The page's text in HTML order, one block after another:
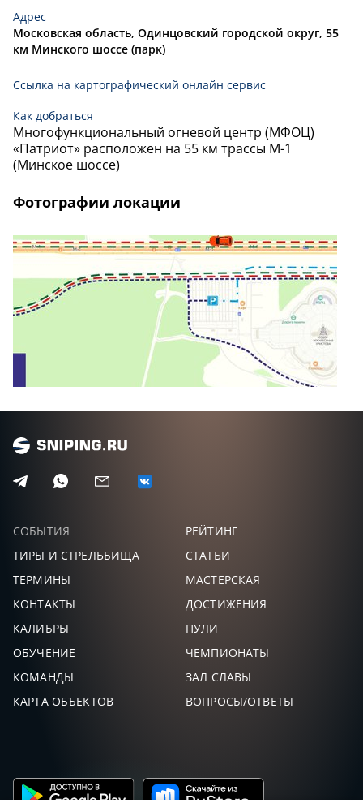
Адрес
Московская область, Одинцовский городской округ, 55
км Минского шоссе (парк)
Ссылка на картографический онлайн сервис
Как добраться
Многофункциональный огневой центр (МФОЦ)
«Патриот» расположен на 55 км трассы М-1
(Минское шоссе)
Фотографии локации
СОБЫТИЯ
РЕЙТИНГ
ТИРЫ И СТРЕЛЬБИЩА
СТАТЬИ
ТЕРМИНЫ
МАСТЕРСКАЯ
КОНТАКТЫ
ДОСТИЖЕНИЯ
КАЛИБРЫ
ПУЛИ
ОБУЧЕНИЕ
ЧЕМПИОНАТЫ
КОМАНДЫ
ЗАЛ СЛАВЫ
КАРТА ОБЪЕКТОВ
ВОПРОСЫ/ОТВЕТЫ